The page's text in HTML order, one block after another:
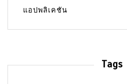
แอปพลิเคชัน
Tags